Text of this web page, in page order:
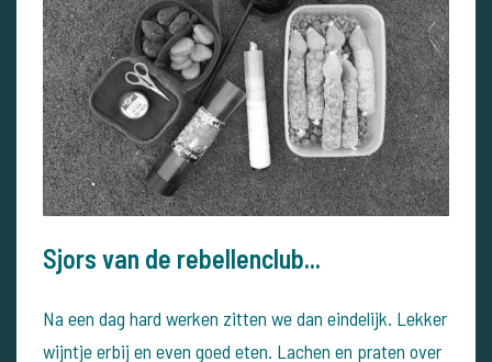
Sjors van de rebellenclub...
Na een dag hard werken zitten we dan eindelijk. Lekker
wijntje erbij en even goed eten. Lachen en praten over